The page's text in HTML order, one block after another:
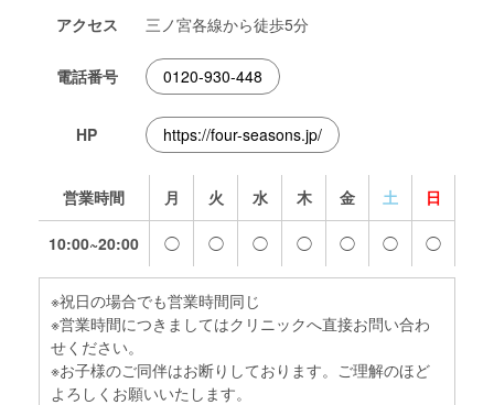
アクセス 三ノ宮各線から徒歩5分
電話番号 0120-930-448
HP https://four-seasons.jp/
営業時間 月 火 水 木 金 土 日
10:00~20:00 ◯ ◯ ◯ ◯ ◯ ◯ ◯
※祝日の場合でも営業時間同じ
※営業時間につきましてはクリニックへ直接お問い合わ
せください。
※お子様のご同伴はお断りしております。ご理解のほど
よろしくお願いいたします。